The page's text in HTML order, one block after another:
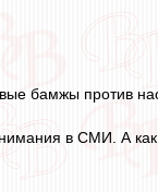
бамжы против
в СМИ. А как